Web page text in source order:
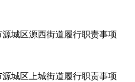
源城区源西街道履行职责事项
源城区上城街道履行职责事项